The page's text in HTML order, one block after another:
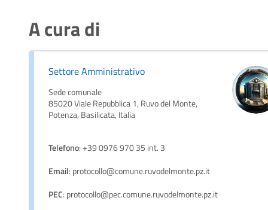
A cura di
Settore Amministrativo
Sede comunale
85020 Viale Repubblica 1, Ruvo del Monte,
Potenza, Basilicata, Italia
Telefono: +39 0976 970 35 int. 3
Email: protocollo@comune.ruvodelmonte.pz.it
PEC: protocollo@pec.comune.ruvodelmonte.pz.it